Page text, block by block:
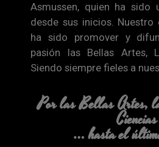
Asmussen, quien ha sido
desde sus inicios. Nuestro
ha sido promover y
pasión las Bellas Artes,
Siendo siempre fieles a
Por las Bellas Artes,
Ciencias
… hasta el